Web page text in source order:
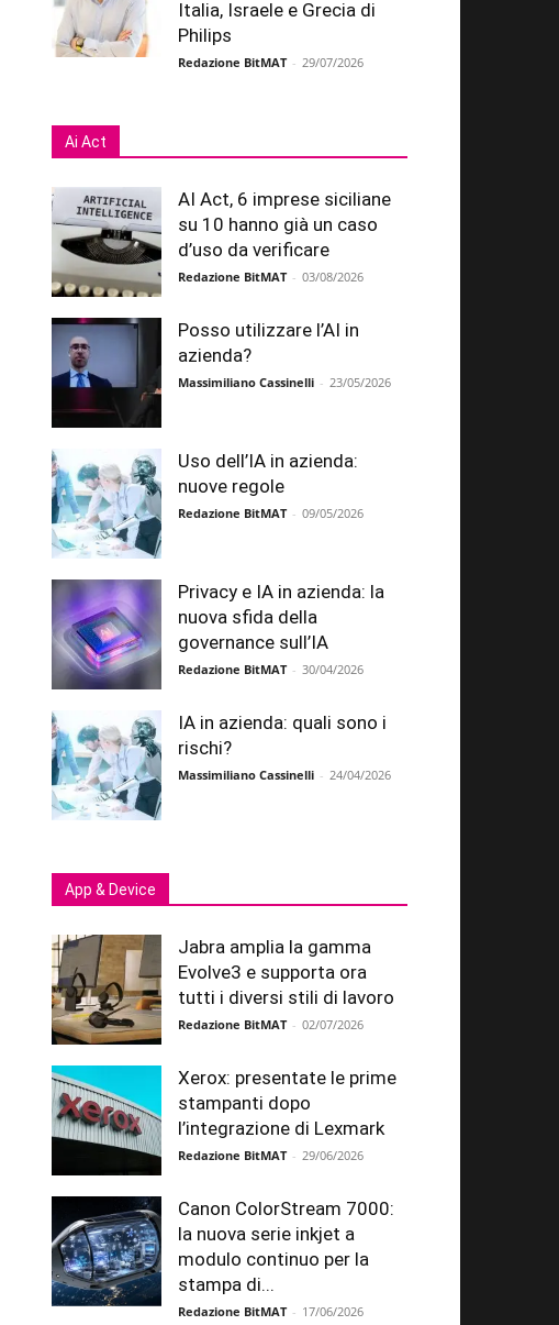
Italia, Israele e Grecia di
Philips
Redazione BitMAT - 29/07/2026
Ai Act
AI Act, 6 imprese siciliane
su 10 hanno già un caso
d’uso da verificare
Redazione BitMAT - 03/08/2026
Posso utilizzare l’AI in
azienda?
Massimiliano Cassinelli - 23/05/2026
Uso dell’IA in azienda:
nuove regole
Redazione BitMAT - 09/05/2026
Privacy e IA in azienda: la
nuova sfida della
governance sull’IA
Redazione BitMAT - 30/04/2026
IA in azienda: quali sono i
rischi?
Massimiliano Cassinelli - 24/04/2026
App & Device
Jabra amplia la gamma
Evolve3 e supporta ora
tutti i diversi stili di lavoro
Redazione BitMAT - 02/07/2026
Xerox: presentate le prime
stampanti dopo
l’integrazione di Lexmark
Redazione BitMAT - 29/06/2026
Canon ColorStream 7000:
la nuova serie inkjet a
modulo continuo per la
stampa di...
Redazione BitMAT - 17/06/2026